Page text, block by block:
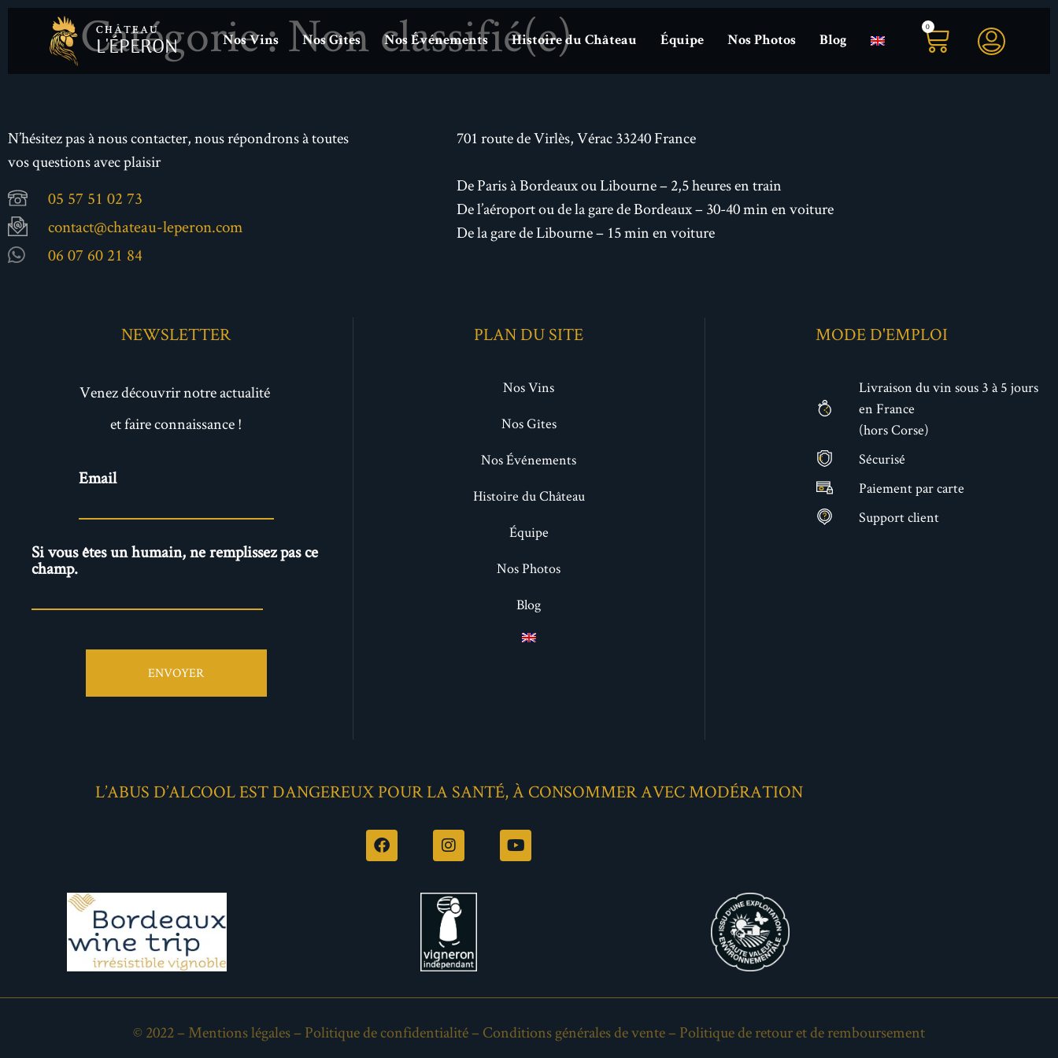
CHÂTEAU
L'ÉPERON Nos Vins Nos Gîtes Nos Événements Histoire du Château Équipe Nos Photos Blog
0
Catégorie :Non classifié(e)
N’hésitez pas à nous contacter, nous répondrons à toutes
vos questions avec plaisir
05 57 51 02 73
contact@chateau-leperon.com
06 07 60 21 84
701 route de Virlès, Vérac 33240 France
De Paris à Bordeaux ou Libourne – 2,5 heures en train
De l’aéroport ou de la gare de Bordeaux – 30-40 min en voiture
De la gare de Libourne – 15 min en voiture
NEWSLETTER
Venez découvrir notre actualité
et faire connaissance !
Newsletter
Email
Si vous êtes un humain, ne remplissez pas ce
champ.
ENVOYER
PLAN DU SITE
Nos Vins
Nos Gîtes
Nos Événements
Histoire du Château
Équipe
Nos Photos
Blog
MODE D'EMPLOI
Livraison du vin sous 3 à 5 jours
en France
(hors Corse)
€
Sécurisé
Paiement par carte
Support client
L’ABUS D’ALCOOL EST DANGEREUX POUR LA SANTÉ, À CONSOMMER AVEC MODÉRATION
© 2022 – Mentions légales– Politique de confidentialité– Conditions générales de vente– Politique de retour et de remboursement